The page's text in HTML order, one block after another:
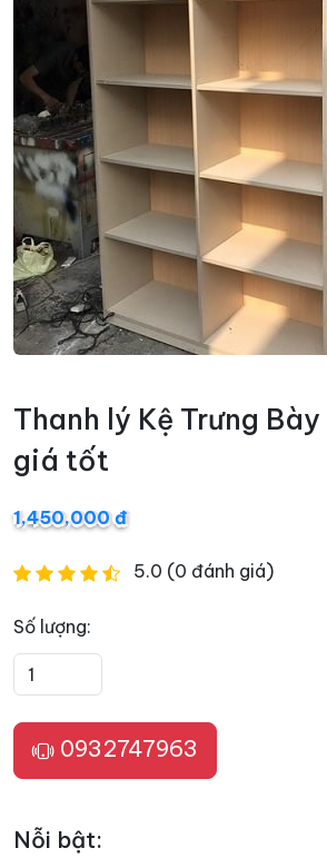
Thanh lý Kệ Trưng Bày
giá tốt
1,450,000 đ
5.0 (0 đánh giá)
Số lượng:
0932747963
Nỗi bật: